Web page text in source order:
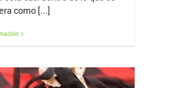
como [...]